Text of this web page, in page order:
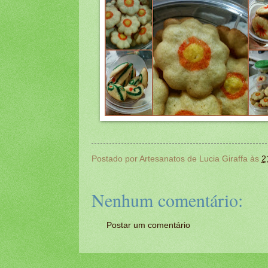
Postado por Artesanatos de Lucia Giraffa às
Nenhum comentário:
Postar um comentário